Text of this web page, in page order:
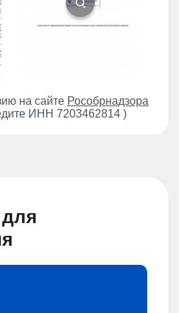
на сайте Рособрнадзора
ИНН 7203462814 )